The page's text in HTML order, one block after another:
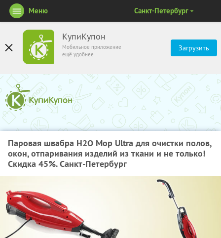
КупиКупон
Мобильное приложение
ещё удобнее
Загрузить
Меню Санкт-Петербург
Паровая швабра H2O Mop Ultra для очистки полов,
окон, отпаривания изделий из ткани и не только!
Скидка 45%. Санкт-Петербург